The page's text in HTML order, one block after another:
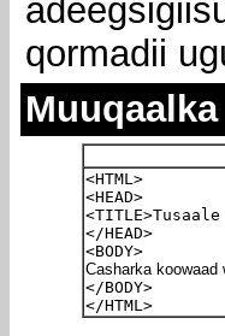
qormadii
<HTML>
<HEAD>
<TITLE>Tusaale
</HEAD>
<BODY>
Casharka koowaad
</BODY>
</HTML>